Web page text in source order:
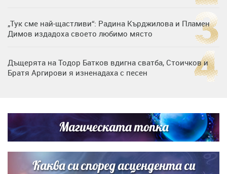
„Тук сме най-щастливи“: Радина Кърджилова и Пламен
Димов издадоха своето любимо място
Дъщерята на Тодор Батков вдигна сватба, Стоичков и
Братя Аргирови я изненадаха с песен
Списъкът е ясен: Джей Ло и Риана във ВИП гостите на
сватбата на Роналдо
Магическата топка
Каква си според асцендента си